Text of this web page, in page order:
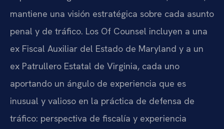
mantiene una visión estratégica sobre cada asunto
penal y de tráfico. Los Of Counsel incluyen a una
ex Fiscal Auxiliar del Estado de Maryland y a un
ex Patrullero Estatal de Virginia, cada uno
aportando un ángulo de experiencia que es
inusual y valioso en la práctica de defensa de
tráfico: perspectiva de fiscalía y experiencia